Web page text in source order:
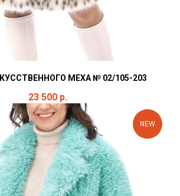
МЕХА № 02/105-203
23 500 р.
NEW